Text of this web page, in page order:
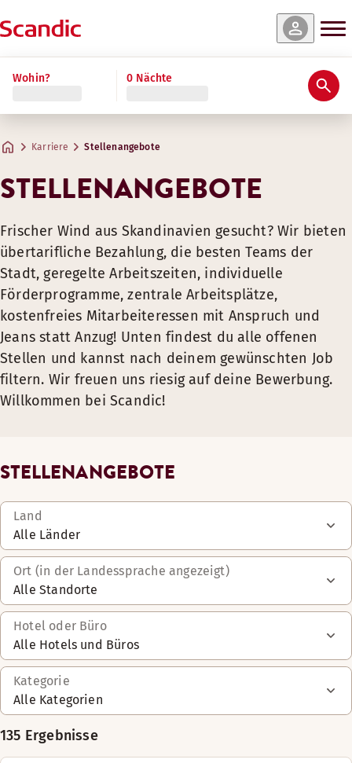
Wohin? 0 Nächte
Karriere Stellenangebote
STELLENANGEBOTE
Frischer Wind aus Skandinavien gesucht? Wir bieten
übertarifliche Bezahlung, die besten Teams der
Stadt, geregelte Arbeitszeiten, individuelle
Förderprogramme, zentrale Arbeitsplätze,
kostenfreies Mitarbeiteressen mit Anspruch und
Jeans statt Anzug! Unten findest du alle offenen
Stellen und kannst nach deinem gewünschten Job
filtern. Wir freuen uns riesig auf deine Bewerbung.
Willkommen bei Scandic!
STELLENANGEBOTE
Land
Alle Länder
Ort (in der Landessprache angezeigt)
Alle Standorte
Hotel oder Büro
Alle Hotels und Büros
Kategorie
Alle Kategorien
135 Ergebnisse